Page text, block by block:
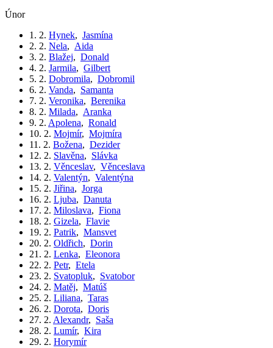
únor
1. 2. Hynek, Jasmína
2. 2. Nela, Aida
3. 2. Blažej, Donald
4. 2. Jarmila, Gilbert
5. 2. Dobromila, Dobromil
6. 2. Vanda, Samanta
7. 2. Veronika, Berenika
8. 2. Milada, Aranka
9. 2. Apolena, Ronald
10. 2. Mojmír, Mojmíra
11. 2. Božena, Dezider
12. 2. Slavěna, Slávka
13. 2. Věnceslav, Věnceslava
14. 2. Valentýn, Valentýna
15. 2. Jiřina, Jorga
16. 2. Ljuba, Danuta
17. 2. Miloslava, Fiona
18. 2. Gizela, Flavie
19. 2. Patrik, Mansvet
20. 2. Oldřich, Dorin
21. 2. Lenka, Eleonora
22. 2. Petr, Etela
23. 2. Svatopluk, Svatobor
24. 2. Matěj, Matúš
25. 2. Liliana, Taras
26. 2. Dorota, Doris
27. 2. Alexandr, Saša
28. 2. Lumír, Kira
29. 2. Horymír